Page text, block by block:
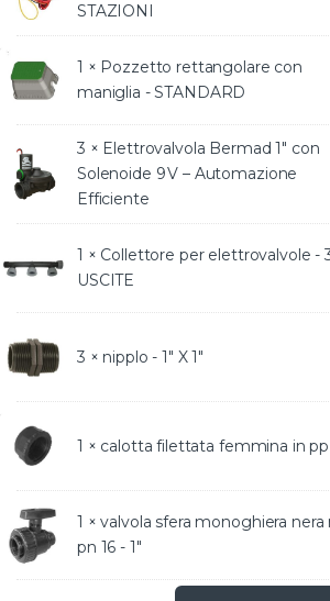
STAZIONI
1 × Pozzetto rettangolare con
maniglia - STANDARD
3 × Elettrovalvola Bermad 1″ con
Solenoide 9 V – Automazione
Efficiente
1 × Collettore per elettrovalvole -
USCITE
3 × nipplo - 1" X 1"
1 × calotta filettata femmina in pp
1 ×valvola sfera monoghiera
pn 16 - 1"